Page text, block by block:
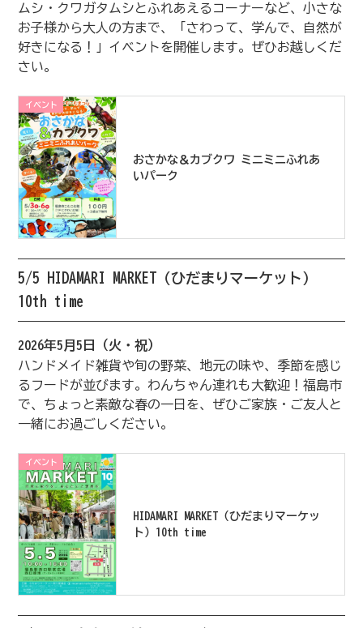
ムシ・クワガタムシとふれあえるコーナーなど、小さな
お子様から大人の方まで、「さわって、学んで、自然が
好きになる！」イベントを開催します。ぜひお越しくだ
さい。
イベント
おさかな＆カブクワ ミニミニふれあ
いパーク
5/5 HIDAMARI MARKET（ひだまりマーケット）
10th time
2026年5月5日（火・祝）
ハンドメイド雑貨や旬の野菜、地元の味や、季節を感じ
るフードが並びます。⁡⁡わんちゃん連れも大歓迎！⁡福島市
で、ちょっと素敵な春の一日を、ぜひご家族・ご友人と
一緒にお過ごしください。⁡
イベント
HIDAMARI MARKET（ひだまりマーケッ
ト）10th time